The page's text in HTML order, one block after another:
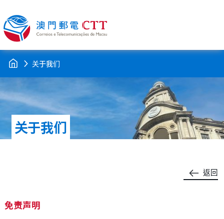
关于我们
关于我们
返回
免责声明